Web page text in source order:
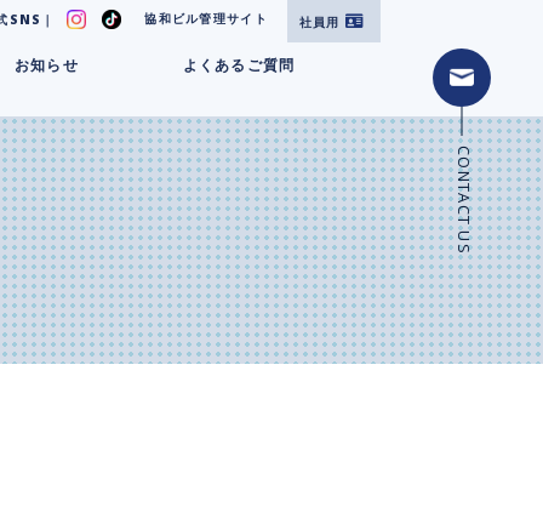
SNS｜ 協和ビル管理サイト 社員用
お知らせ よくあるご質問